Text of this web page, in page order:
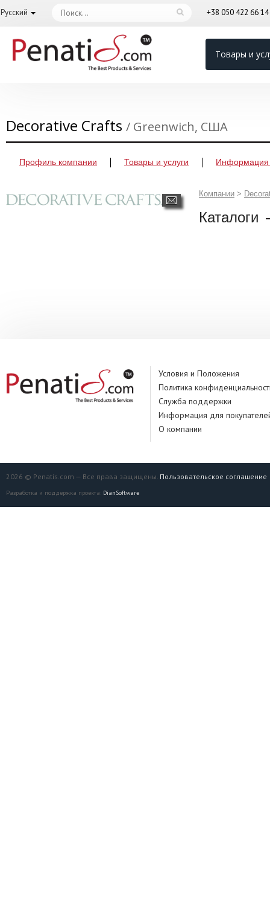
Русский +38 050 422 66 14
Товары и
Decorative Crafts / Greenwich, США
Профиль компании Товары и услуги Информация
Компании >
Каталоги
Условия и Положения
Политика
Служба поддержки
Информация для
О компании
2026 © Penatis.com — Все права защищены. Пользовательское соглашение
Разработка и поддержка проекта: DianSoftware